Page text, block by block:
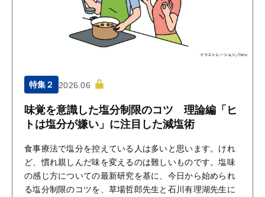
特集２ 2026.06
味覚を意識した塩分制限のコツ 理論編「ヒ
トは塩分が嫌い」に注目した減塩術
食事療法で塩分を控えている人は多いと思います。けれ
ど、慣れ親しんだ味を変えるのは難しいものです。塩味
の感じ方についての最新研究を基に、今日から始められ
る塩分制限のコツを、草場哲郎先生と石川有理湖先生に